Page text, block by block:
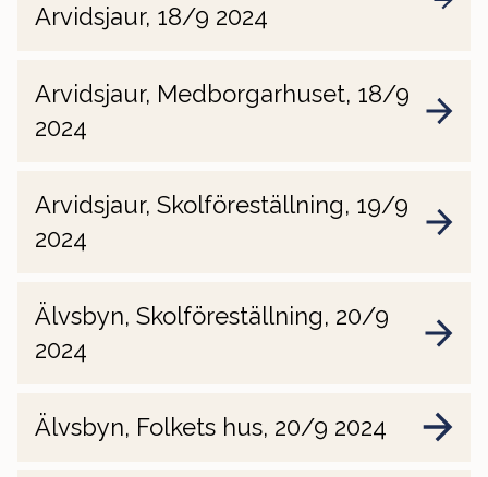
Arvidsjaur, 18/9 2024
Arvidsjaur, Medborgarhuset, 18/9
2024
Arvidsjaur, Skolföreställning, 19/9
2024
Älvsbyn, Skolföreställning, 20/9
2024
Älvsbyn, Folkets hus, 20/9 2024